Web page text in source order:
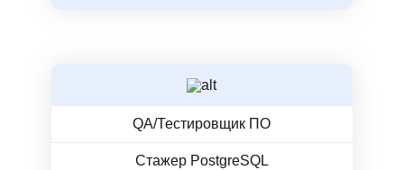
QA/Тестировщик ПО
Стажер PostgreSQL